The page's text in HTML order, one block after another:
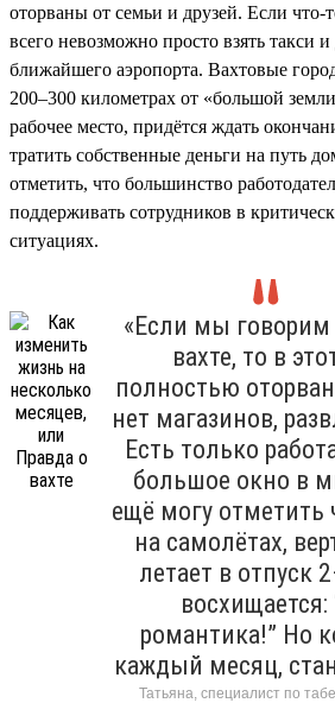
оторваны от семьи и друзей. Если что-
всего невозможно просто взять такси и
ближайшего аэропорта. Вахтовые
200–300 километрах от «большой
рабочее место, придётся ждать
тратить собственные деньги на путь
отметить, что большинство
поддерживать сотрудников в
ситуациях.
«Если мы говорим
вахте, то в
полностью
нет магазинов,
Есть только
большое окно в
ещё могу отметить
на самолётах,
летает в отпуск
романтика!” Но
каждый месяц,
Татьяна, специалист по